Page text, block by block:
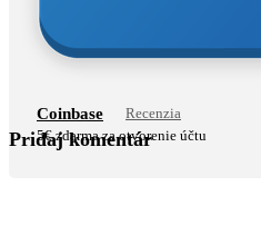
Coinbase
Recenzia
5€ zdarma za otvorenie účtu
Pridaj komentár